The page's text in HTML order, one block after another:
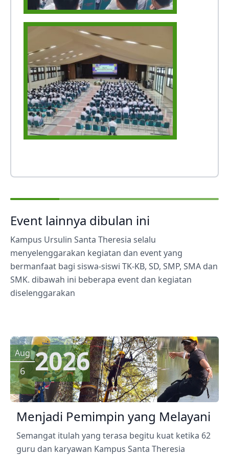
Event lainnya dibulan ini
Kampus Ursulin Santa Theresia selalu
menyelenggarakan kegiatan dan event yang
bermanfaat bagi siswa-siswi TK-KB, SD, SMP, SMA dan
SMK. dibawah ini beberapa event dan kegiatan
diselenggarakan
Aug
6 2026
Menjadi Pemimpin yang Melayani
Semangat itulah yang terasa begitu kuat ketika 62
guru dan karyawan Kampus Santa Theresia